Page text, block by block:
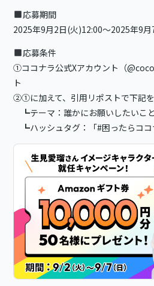
応募期間
2025年9月2日(火)12:00〜2025年9
応募条件
①ココナラ公式Xアカウント（
ト
②①に加えて、引用リポストで下記
┗テーマ：誰かにお願いしたいこ
┗ハッシュタグ：「#困ったらココ